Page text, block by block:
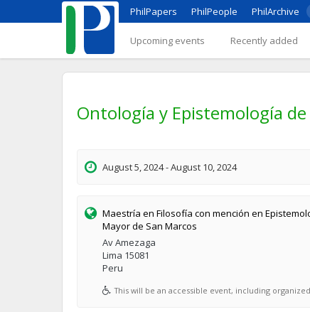
PhilPapers PhilPeople PhilArchive
Upcoming events Recently added
Ontología y Epistemología de
August 5, 2024 - August 10, 2024
Maestría en Filosofía con mención en
Mayor de San Marcos
Av Amezaga
Lima 15081
Peru
This will be an accessible event, including